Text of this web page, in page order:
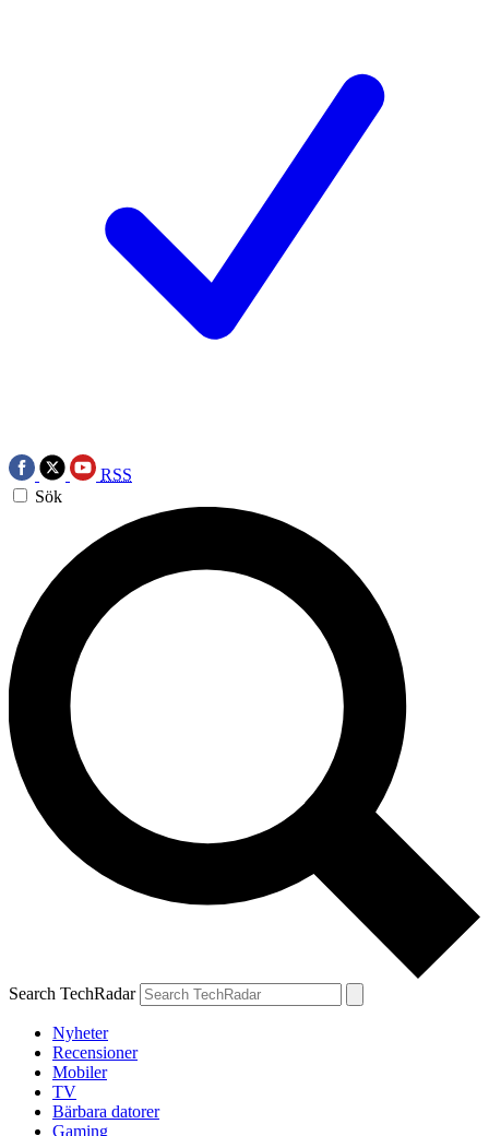
RSS
Sök
Search TechRadar
Nyheter
Recensioner
Mobiler
TV
Bärbara datorer
Gaming